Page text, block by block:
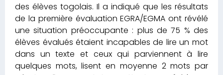
des élèves togolais. Il a indiqué que les résultats
de la première évaluation EGRA/EGMA ont révélé
une situation préoccupante : plus de 75 % des
élèves évalués étaient incapables de lire un mot
dans un texte et ceux qui parviennent à lire
quelques mots, lisent en moyenne 2 mots par